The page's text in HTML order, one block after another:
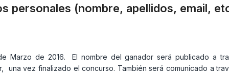
personales (nombre, apellidos, email,
Marzo de 2016. El nombre del ganador será publicado a
una vez finalizado el concurso. También será comunicado a